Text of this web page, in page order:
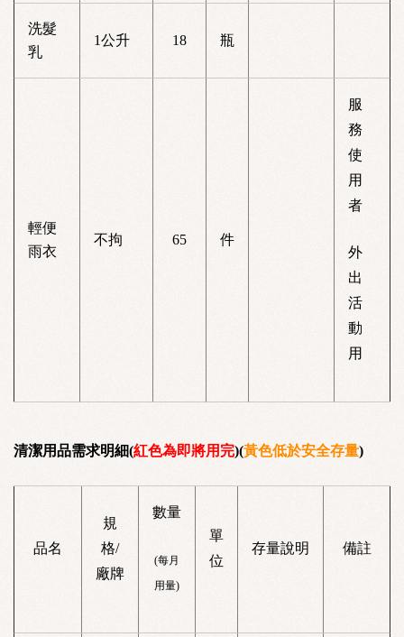
洗髮
乳
1公升 18 瓶
輕便
雨衣
不拘 65 件
服
務
使
用
者
外
出
活
動
用
清潔用品需求明細(紅色為即將用完)(黃色低於安全存量)
品名
規
格/
廠牌
數量
(每月
用量)
單
位
存量說明 備註